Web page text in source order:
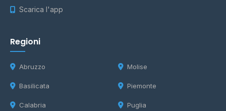
Scarica l'app
Regioni
Abruzzo
Basilicata
Calabria
Molise
Piemonte
Puglia